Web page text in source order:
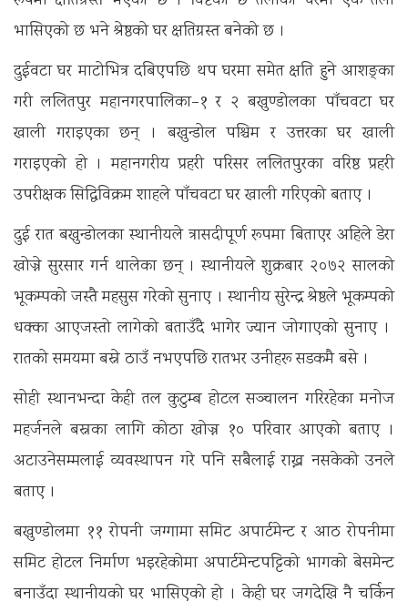
भासिएको छ भने श्रेष्ठको घर क्षतिग्रस्त बनेको छ ।
दुईवटा घर माटोभित्र दबिएपछि थप घरमा समेत क्षति हुने आशङ्का
गरी ललितपुर महानगरपालिका–१ र २ बखुण्डोलका पाँचवटा घर
खाली गराइएका छन् । बखुन्डोल पश्चिम र उत्तरका घर खाली
गराइएको हो । महानगरीय प्रहरी परिसर ललितपुरका वरिष्ठ प्रहरी
उपरीक्षक सिद्धिविक्रम शाहले पाँचवटा घर खाली गरिएको बताए ।
दुई रात बखुन्डोलका स्थानीयले त्रासदीपूर्ण रूपमा बिताएर अहिले डेरा
खोज्ने सुरसार गर्न थालेका छन् । स्थानीयले शुक्रबार २०७२ सालको
भूकम्पको जस्तै महसुस गरेको सुनाए । स्थानीय सुरेन्द्र श्रेष्ठले भूकम्पको
धक्का आएजस्तो लागेको बताउँदै भागेर ज्यान जोगाएको सुनाए ।
रातको समयमा बस्ने ठाउँ नभएपछि रातभर उनीहरू सडकमै बसे ।
सोही स्थानभन्दा केही तल कुटुम्ब होटल सञ्चालन गरिरहेका मनोज
महर्जनले बस्नका लागि कोठा खोज्न १० परिवार आएको बताए ।
अटाउनेसम्मलाई व्यवस्थापन गरे पनि सबैलाई राख्न नसकेको उनले
बताए ।
बखुण्डोलमा ११ रोपनी जग्गामा समिट अपार्टमेन्ट र आठ रोपनीमा
समिट होटल निर्माण भइरहेकोमा अपार्टमेन्टपट्टिको भागको बेसमेन्ट
बनाउँदा स्थानीयको घर भासिएको हो । केही घर जगदेखि नै चर्किन